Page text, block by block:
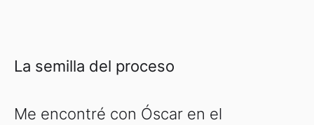
La semilla del proceso
Me encontré con Óscar en el